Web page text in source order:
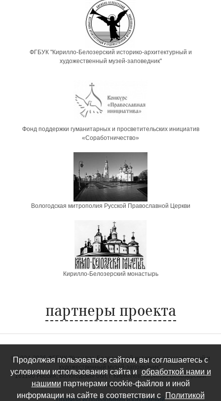
ФГБУК "Кирилло-Белозерский историко-архитектурный и
художественный музей-заповедник"
Фонд поддержки гуманитарных и просветительских инициатив
«Соработничество»
Вологодская митрополия Русской Православной Церкви
Кирилло-Белозерский монастырь
партнеры проекта
©1924-2026 ФГБУК "Кирилло-Белозерский историко-архитектурный и
художественный музей-заповедник".
161100 Россия, Вологодская обл, г. Кириллов, Кирилло-Белозерский
музей-заповедник
Правила использования изображений
Продолжая пользоваться сайтом, вы соглашаетесь с
условиями использования сайта и обработкой нами и
нашими партнерами cookie-файлов и иной
информации на сайте в соответствии с Политикой